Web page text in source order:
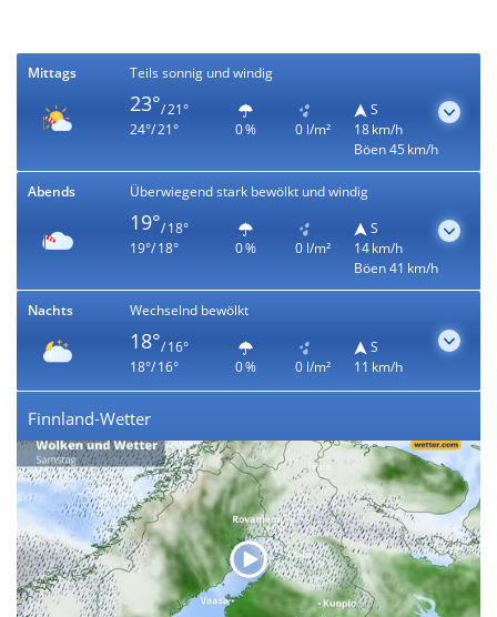
Mittags Teils sonnig und windig
23°/ 21°
24°/ 21°
0 % 0 l/m²
S
18 km/h
Böen 45 km/h
Abends Überwiegend stark bewölkt und windig
19°/ 18°
19°/ 18°
0 % 0 l/m²
S
14 km/h
Böen 41 km/h
Nachts Wechselnd bewölkt
18°/ 16°
18°/ 16°
0 % 0 l/m²
S
11 km/h
Finnland-Wetter